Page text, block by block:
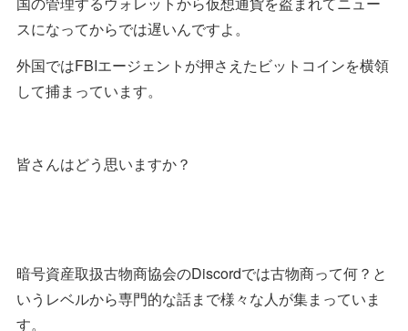
スになってからでは遅いんですよ。
外国ではFBIエージェントが押さえたビットコインを横領
して捕まっています。
皆さんはどう思いますか？
暗号資産取扱古物商協会のDiscordでは古物商って何？と
いうレベルから専門的な話まで様々な人が集まっていま
す。